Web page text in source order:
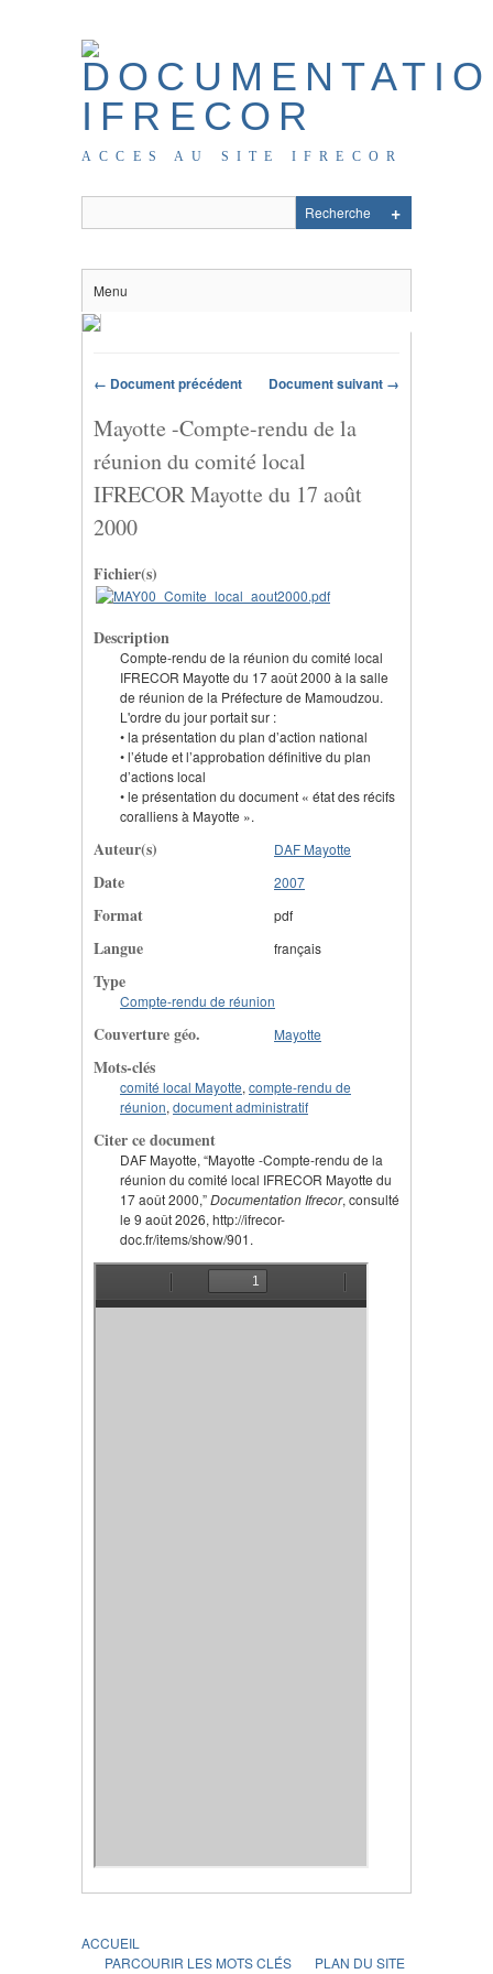
ACCES AU SITE IFRECOR
Menu
← Document précédent Document suivant →
Mayotte -Compte-rendu de la
réunion du comité local
IFRECOR Mayotte du 17 août
2000
Fichier(s)
Description
Compte-rendu de la réunion du comité local
IFRECOR Mayotte du 17 août 2000 à la salle
de réunion de la Préfecture de Mamoudzou.
L'ordre du jour portait sur :
• la présentation du plan d’action national
• l’étude et l’approbation définitive du plan
d’actions local
• le présentation du document « état des récifs
coralliens à Mayotte ».
Auteur(s) DAF Mayotte
Date 2007
Format pdf
Langue français
Type
Compte-rendu de réunion
Couverture géo. Mayotte
Mots-clés
comité local Mayotte, compte-rendu de
réunion, document administratif
Citer ce document
DAF Mayotte, “Mayotte -Compte-rendu de la
réunion du comité local IFRECOR Mayotte du
17 août 2000,”Documentation Ifrecor, consulté
le 9 août 2026, http://ifrecor-
doc.fr/items/show/901.
ACCUEIL
PARCOURIR LES MOTS CLÉS
PLAN DU SITE